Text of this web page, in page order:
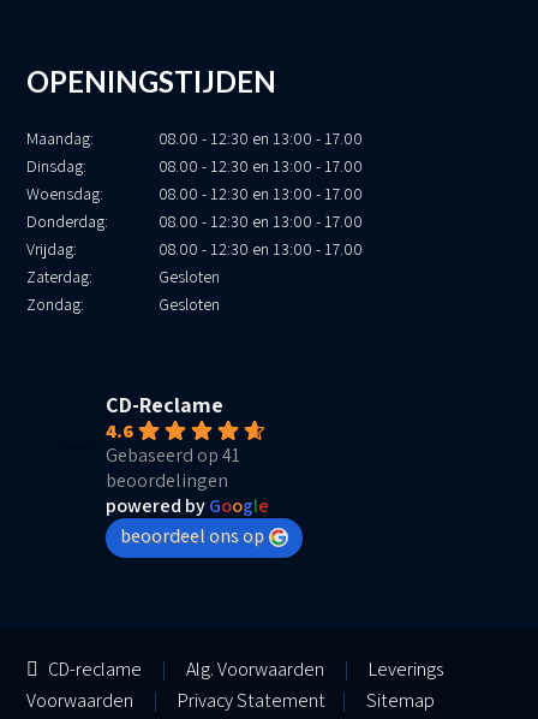
OPENINGSTIJDEN
Maandag:
08.00 - 12:30 en 13:00 - 17.00
Dinsdag:
08.00 - 12:30 en 13:00 - 17.00
Woensdag:
08.00 - 12:30 en 13:00 - 17.00
Donderdag:
08.00 - 12:30 en 13:00 - 17.00
Vrijdag:
08.00 - 12:30 en 13:00 - 17.00
Zaterdag:
Gesloten
Zondag:
Gesloten
CD-Reclame
4.6
Gebaseerd op 41
beoordelingen
powered byGoogle
beoordeel ons op
CD-reclame | Alg. Voorwaarden |
Leverings
Voorwaarden
| Privacy Statement | Sitemap